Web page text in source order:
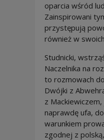
oparcia wśród
Zainspirowani
przystępują
również w
Studnicki,
Naczelnika na
to rozmowach
Dwójki z
z
naprawdę ufa,
warunkiem
zgodnej z